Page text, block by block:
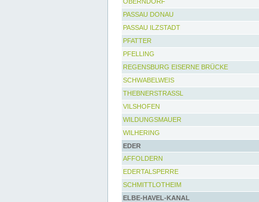
PASSAU DONAU
PASSAU ILZSTADT
PFATTER
PFELLING
REGENSBURG EISERNE BRÜCKE
SCHWABELWEIS
THEBNERSTRASSL
VILSHOFEN
WILDUNGSMAUER
WILHERING
EDER
AFFOLDERN
EDERTALSPERRE
SCHMITTLOTHEIM
ELBE-HAVEL-KANAL